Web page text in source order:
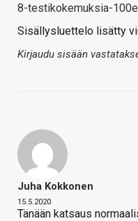
8-testikokemuksia-
Sisällysluettelo lisätty
Kirjaudu sisään
Juha Kokkonen
15.5.2020
Tänään katsaus